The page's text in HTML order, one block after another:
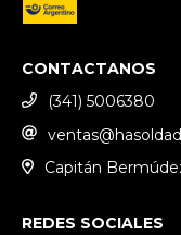
CONTACTANOS
(341) 5006380
Capitán
REDES SOCIALES